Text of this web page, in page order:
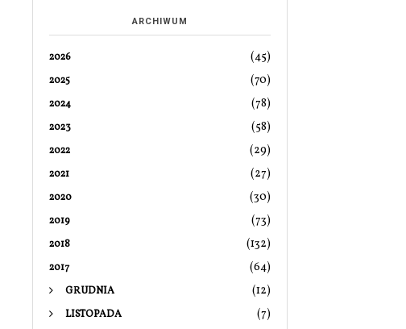
ARCHIWUM
2026 (45)
2025 (70)
2024 (78)
2023 (58)
2022 (29)
2021 (27)
2020 (30)
2019 (73)
2018 (132)
2017 (64)
GRUDNIA (12)
LISTOPADA (7)